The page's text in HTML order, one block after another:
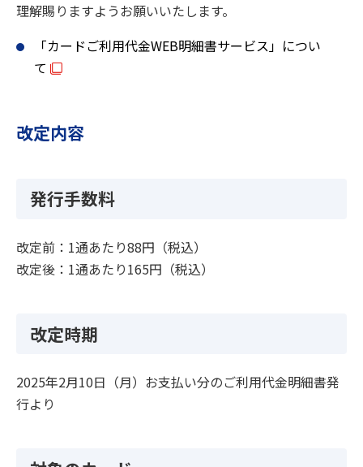
理解賜りますようお願いいたします。
「カードご利用代金WEB明細書サービス」につい
て
改定内容
発行手数料
改定前：1通あたり88円（税込）
改定後：1通あたり165円（税込）
改定時期
2025年2月10日（月）お支払い分のご利用代金明細書発
行より